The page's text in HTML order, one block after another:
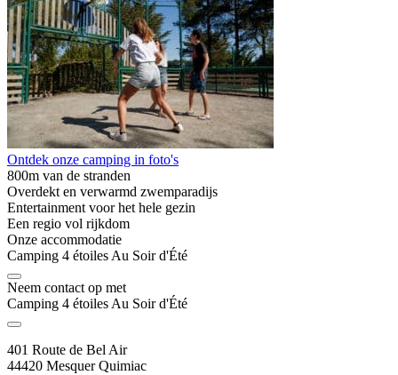
Ontdek onze camping in foto's
800m van de stranden
Overdekt en verwarmd zwemparadijs
Entertainment voor het hele gezin
Een regio vol rijkdom
Onze accommodatie
Camping 4 étoiles Au Soir d'Été
Neem contact op met
Camping 4 étoiles Au Soir d'Été
401 Route de Bel Air
44420 Mesquer Quimiac